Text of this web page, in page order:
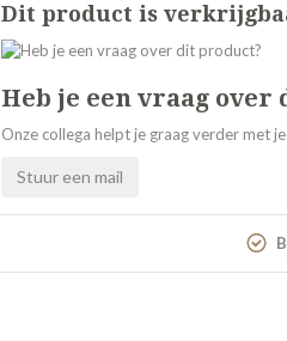
Dit product is
Heb je een vraag over
Onze collega helpt je graag verder met
Stuur een mail